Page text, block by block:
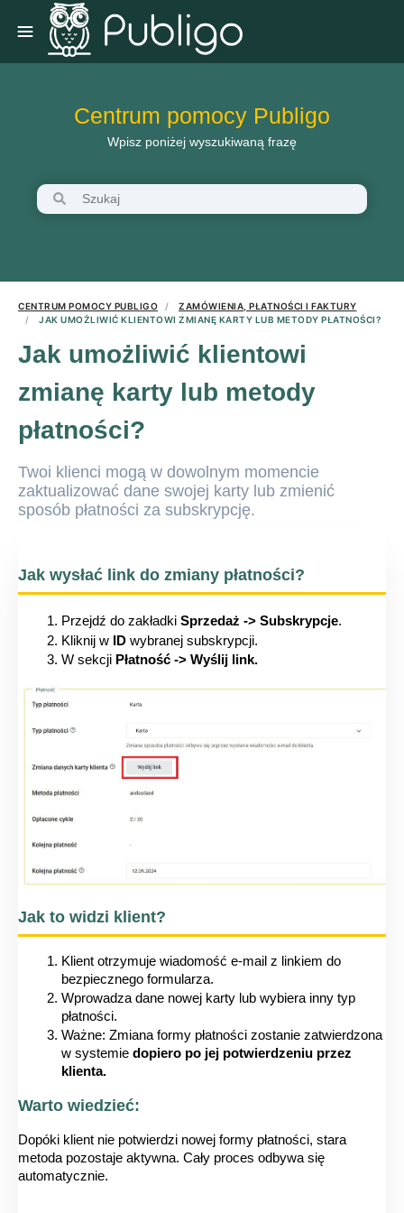
Centrum pomocy Publigo
Wpisz poniżej wyszukiwaną frazę
CENTRUM POMOCY PUBLIGO
ZAMÓWIENIA, PŁATNOŚCI I FAKTURY
JAK UMOŻLIWIĆ KLIENTOWI ZMIANĘ KARTY LUB METODY PŁATNOŚCI?
Jak umożliwić klientowi
zmianę karty lub metody
płatności?
Twoi klienci mogą w dowolnym momencie
zaktualizować dane swojej karty lub zmienić
sposób płatności za subskrypcję.
Jak wysłać link do zmiany płatności?
Przejdź do zakładki Sprzedaż -> Subskrypcje.
Kliknij w
ID wybranej subskrypcji.
W sekcji Płatność -> Wyślij link.
Jak to widzi klient?
Klient otrzymuje wiadomość e-mail z linkiem do
bezpiecznego formularza.
Wprowadza dane nowej karty lub wybiera inny typ
płatności.
Ważne: Zmiana formy płatności zostanie zatwierdzona
w systemie dopiero po jej potwierdzeniu przez
klienta.
Warto wiedzieć:
Dopóki klient nie potwierdzi nowej formy płatności, stara
metoda pozostaje aktywna. Cały proces odbywa się
automatycznie.